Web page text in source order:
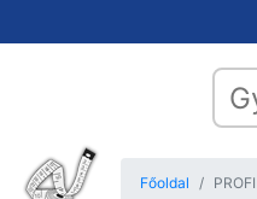
Főoldal